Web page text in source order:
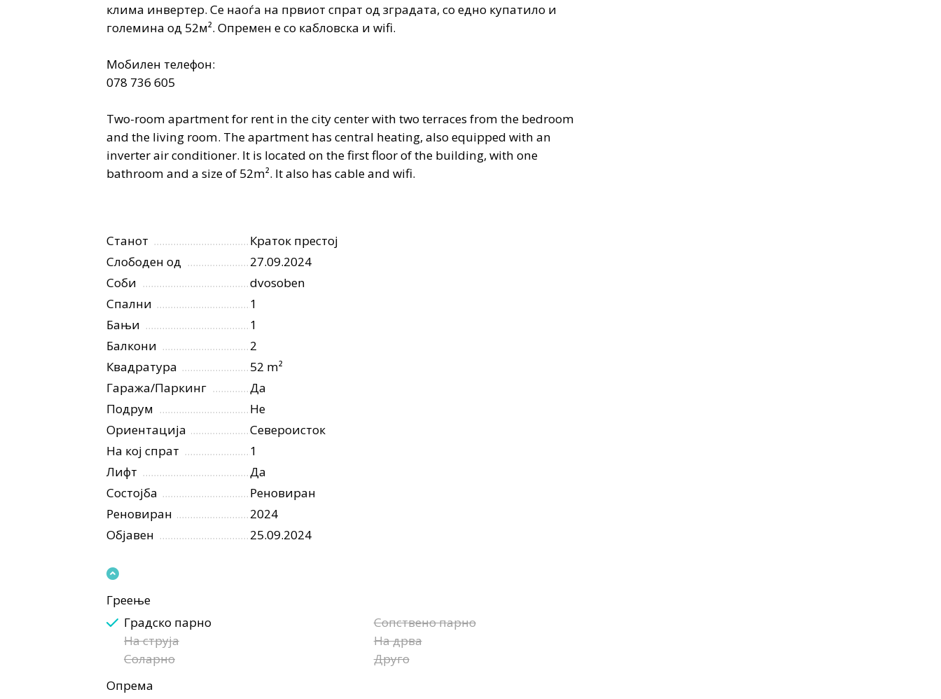
клима инвертер. Се наоѓа на првиот спрат од зградата, со едно купатило и
големина од 52м². Опремен е со кабловска и wifi.
Мобилен телефон:
078 736 605
Two-room apartment for rent in the city center with two terraces from the bedroom
and the living room. The apartment has central heating, also equipped with an
inverter air conditioner. It is located on the first floor of the building, with one
bathroom and a size of 52m². It also has cable and wifi.
Станот
Краток престој
Слободен од
27.09.2024
Соби
dvosoben
Спални
1
Бањи
1
Балкони
2
Квадратура
52 m²
Гаража/Паркинг
Да
Подрум
Не
Ориентација
Североисток
На кој спрат
1
Лифт
Да
Состојба
Реновиран
Реновиран
2024
Објавен
25.09.2024
Греење
Градско парно
Сопствено парно
На струја
На дрва
Соларно
Друго
Опрема